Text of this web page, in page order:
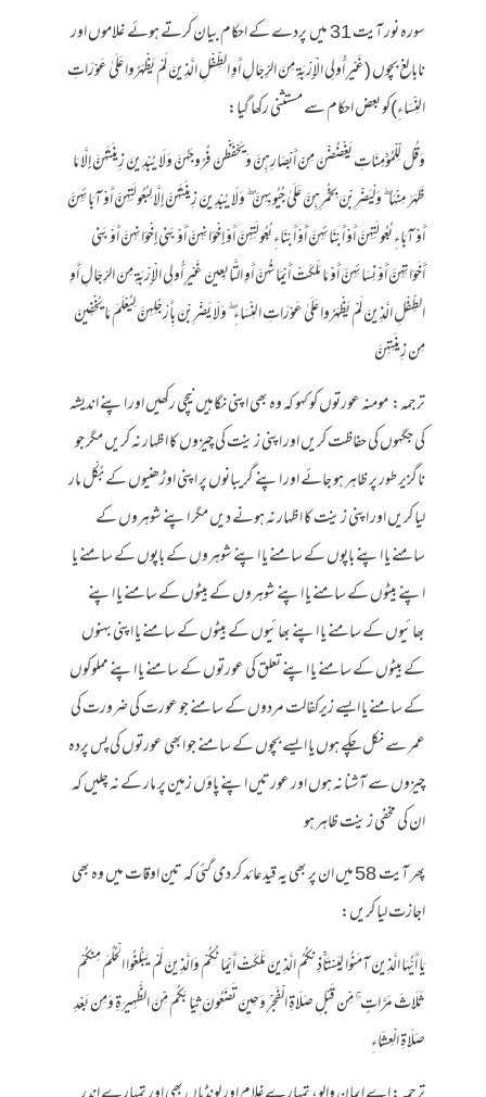
سورہ نور آیت 31 میں پردے کے احکام بیان کرتے ہوئے غلاموں اور
نابالغ بچوں (غَيْرِ أُولِي الْإِرْبَةِ مِنَ الرِّجَالِ أَوِ الطِّفْلِ الَّذِينَ لَمْ يَظْهَرُوا عَلَىٰ عَوْرَاتِ
النِّسَاءِ)کو بعض احکام سے مستثنی رکھا گیا:
وَقُل لِّلْمُؤْمِنَاتِ يَغْضُضْنَ مِنْ أَبْصَارِهِنَّ وَيَحْفَظْنَ فُرُوجَهُنَّ وَلَا يُبْدِينَ زِينَتَهُنَّ إِلَّا مَا
ظَهَرَ مِنْهَا ۖ وَلْيَضْرِبْنَ بِخُمُرِهِنَّ عَلَىٰ جُيُوبِهِنَّ ۖ وَلَا يُبْدِينَ زِينَتَهُنَّ إِلَّا لِبُعُولَتِهِنَّ أَوْ آبَائِهِنَّ
أَوْ آبَاءِ بُعُولَتِهِنَّ أَوْ أَبْنَائِهِنَّ أَوْ أَبْنَاءِ بُعُولَتِهِنَّ أَوْ إِخْوَانِهِنَّ أَوْ بَنِي إِخْوَانِهِنَّ أَوْ بَنِي
أَخَوَاتِهِنَّ أَوْ نِسَائِهِنَّ أَوْ مَا مَلَكَتْ أَيْمَانُهُنَّ أَوِ التَّابِعِينَ غَيْرِ أُولِي الْإِرْبَةِ مِنَ الرِّجَالِ أَوِ
الطِّفْلِ الَّذِينَ لَمْ يَظْهَرُوا عَلَىٰ عَوْرَاتِ النِّسَاءِ ۖ وَلَا يَضْرِبْنَ بِأَرْجُلِهِنَّ لِيُعْلَمَ مَا يُخْفِينَ
مِن زِينَتِهِنَّ
ترجمہ: مومنہ عورتوں کو کہو کہ وہ بھی اپنی نگاہیں نیچی رکھیں اور اپنے اندیشہ
کی جگہوں کی حفاظت کریں اور اپنی زینت کی چیزوں کا اظہار نہ کریں مگر جو
ناگزیر طور پر ظاہر ہو جائے اور اپنے گریبانوں پر اپنی اوڑھنیوں کے بُکّل مار
لیا کریں اور اپنی زینت کا اظہار نہ ہونے دیں مگر اپنے شوہروں کے
سامنے یا اپنے باپوں کے سامنے یا اپنے شوہروں کے باپوں کے سامنے یا
اپنے بیٹوں کے سامنے یا اپنے شوہروں کے بیٹوں کے سامنے یا اپنے
بھائیوں کے سامنے یا اپنے بھائیوں کے بیٹوں کے سامنے یا اپنی بہنوں
کے بیٹوں کے سامنے یا اپنے تعلق کی عورتوں کے سامنے یا اپنے مملوکوں
کے سامنے یا ایسے زیرکفالت مردوں کے سامنے جو عورت کی ضرورت کی
عمر سے نکل چکے ہوں یا ایسے بچوں کے سامنے جو ابھی عورتوں کی پس پردہ
چیزوں سے آشنا نہ ہوں اور عورتیں اپنے پاؤں زمین پر مار کے نہ چلیں کہ
ان کی مخفی زینت ظاہر ہو
پھر آیت 58 میں ان پر بھی یہ قید عائد کر دی گئی کہ تین اوقات میں وہ بھی
اجازت لیا کریں:
يَا أَيُّهَا الَّذِينَ آمَنُوا لِيَسْتَأْذِنكُمُ الَّذِينَ مَلَكَتْ أَيْمَانُكُمْ وَالَّذِينَ لَمْ يَبْلُغُوا الْحُلُمَ مِنكُمْ
ثَلَاثَ مَرَّاتٍ ۚ مِّن قَبْلِ صَلَاةِ الْفَجْرِ وَحِينَ تَضَعُونَ ثِيَابَكُم مِّنَ الظَّهِيرَةِ وَمِن بَعْدِ
صَلَاةِ الْعِشَاءِ